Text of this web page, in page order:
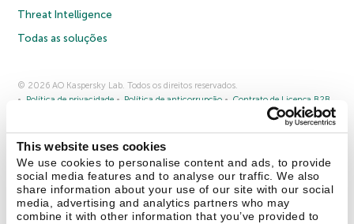
This website uses cookies
We use cookies to personalise content and ads, to provide
social media features and to analyse our traffic. We also
share information about your use of our site with our social
media, advertising and analytics partners who may
combine it with other information that you’ve provided to
Threat Intelligence
Todas as soluções
© 2026 AO Kaspersky Lab. Todos os direitos reservados.
Política de privacidade
Política de anticorrupção
Contrato de Licença B2B
Cookies
Fale conosco Sobre a Kaspersky Parceiros
Comunicado à imprensa
Securelist Eugene Personal Blog